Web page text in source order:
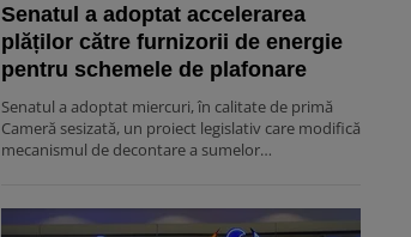
Senatul a adoptat accelerarea
plăților către furnizorii de energie
pentru schemele de plafonare
Senatul a adoptat miercuri, în calitate de primă
Cameră sesizată, un proiect legislativ care modifică
mecanismul de decontare a sumelor…